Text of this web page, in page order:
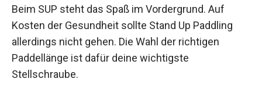
Beim SUP steht das Spaß im Vordergrund. Auf
Kosten der Gesundheit sollte Stand Up Paddling
allerdings nicht gehen. Die Wahl der richtigen
Paddellänge ist dafür deine wichtigste
Stellschraube.